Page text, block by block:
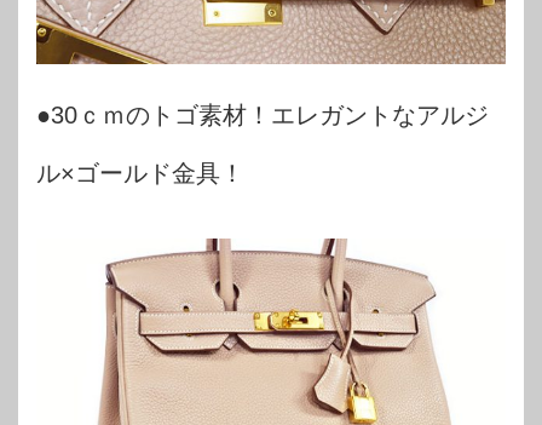
●30ｃｍのトゴ素材！エレガントなアルジ
ル×ゴールド金具！